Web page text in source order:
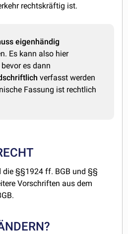
rechtskräftig ist.
eigenhändig
Es kann also hier
es dann
verfasst werden
Fassung ist rechtlich
die §§1924 ff. BGB und §§
Vorschriften aus dem